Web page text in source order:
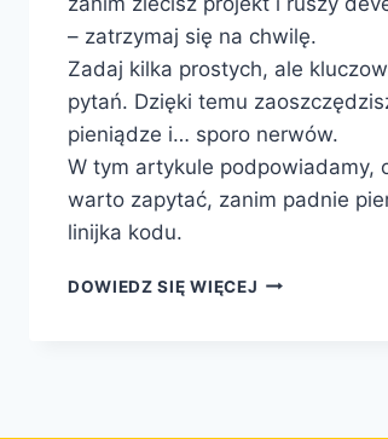
– zatrzymaj się na chwilę.
Zadaj kilka prostych, ale
pytań. Dzięki temu
pieniądze i… sporo nerwów.
W tym artykule podpowiadamy,
warto zapytać, zanim padnie
linijka kodu.
DOWIEDZ SIĘ WIĘCEJ